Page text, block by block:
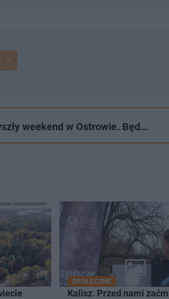
weekend w Ostrowie. Będ…
SPONSOROWANY
SPOŁECZNE
Kalisz. Przed nami